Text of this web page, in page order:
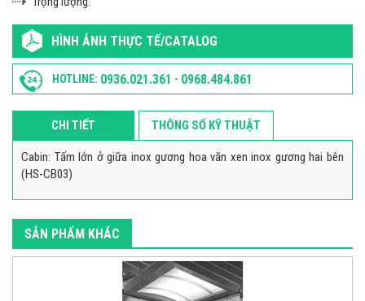
HÌNH ẢNH THỰC TẾ/CATALOG
HOTLINE: 0936.021.361 - 0968.484.861
CHI TIẾT THÔNG SỐ KỸ THUẬT
Cabin: Tấm lớn ở giữa inox gương hoa văn xen inox gương hai bên
(HS-CB03)
SẢN PHẨM KHÁC